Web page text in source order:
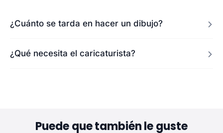
¿Cuánto se tarda en hacer un dibujo?
¿Qué necesita el caricaturista?
Puede que también le guste